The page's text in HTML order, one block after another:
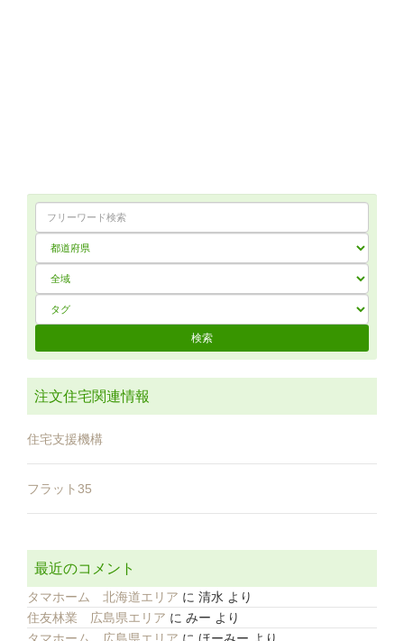
注文住宅関連情報
住宅支援機構
フラット35
最近のコメント
タマホーム 北海道エリア に 清水 より
住友林業 広島県エリア に みー より